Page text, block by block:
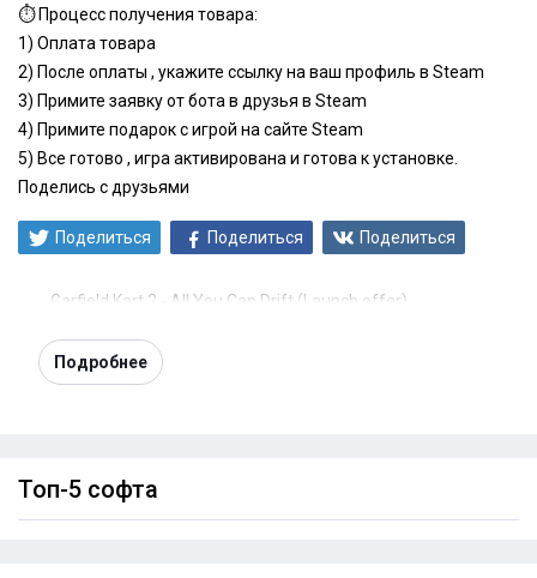
⏱️ Процесс получения товара:
1) Оплата товара
2) После оплаты , укажите ссылку на ваш профиль в Steam
3) Примите заявку от бота в друзья в Steam
4) Примите подарок с игрой на сайте Steam
5) Все готово , игра активирована и готова к установке.
Поделись с друзьями
Поделиться Поделиться Поделиться
Garfield Kart 2 - All You Can Drift (Launch offer)
Подробнее
Топ-5 софта